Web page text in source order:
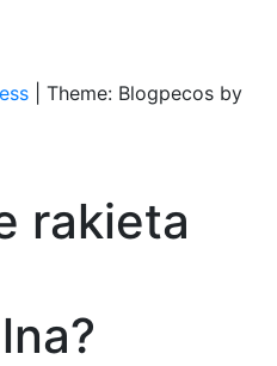
Theme: Blogpecos by
rakieta